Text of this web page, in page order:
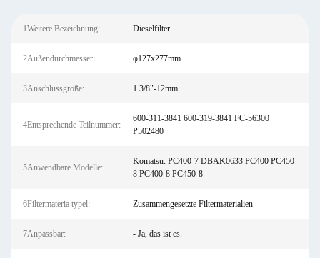
1Weitere Bezeichnung: Dieselfilter
2Außendurchmesser: φ127x277mm
3Anschlussgröße: 1.3/8"-12mm
4Entsprechende Teilnummer:
600-311-3841 600-319-3841 FC-56300
P502480
5Anwendbare Modelle:
Komatsu: PC400-7 DBAK0633 PC400 PC450-
8 PC400-8 PC450-8
6Filtermateria typel: Zusammengesetzte Filtermaterialien
7Anpassbar: - Ja, das ist es.